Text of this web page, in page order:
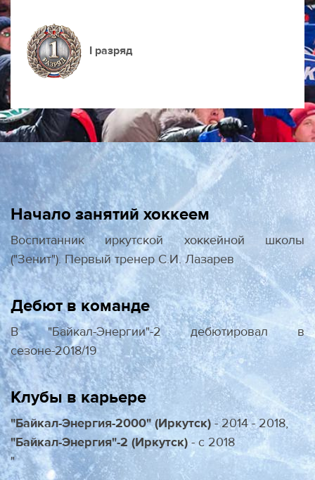
I разряд
Начало занятий хоккеем
Воспитанник иркутской хоккейной школы
("Зенит"). Первый тренер С.И. Лазарев
Дебют в команде
В "Байкал-Энергии"-2 дебютировал в
сезоне-2018/19
Клубы в карьере
"Байкал-Энергия-2000" (Иркутск)- 2014 - 2018,
"Байкал-Энергия"-2 (Иркутск) - с 2018
"